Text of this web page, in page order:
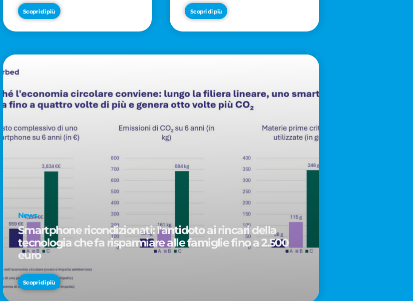
SmartCityLife per gli
spazi pubblici del
Municipio 8
Scopri di più
PER LO SVILUPPO DEL
MERCATO ITALIANO
DEL GELATO
Scopri di più
News
Smartphone ricondizionati: l'antidoto ai rincari della
tecnologia che fa risparmiare alle famiglie fino a 2.500
euro
Scopri di più